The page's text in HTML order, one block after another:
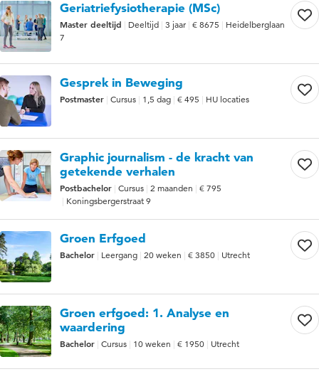
Geriatriefysiotherapie (MSc)
Master deeltijd Deeltijd 3 jaar € 8675
Heidelberglaan
7
Gesprek in Beweging
Postmaster Cursus 1,5 dag € 495 HU locaties
Graphic journalism - de kracht van
getekende verhalen
Postbachelor Cursus 2 maanden
€ 795
Koningsbergerstraat 9
Groen Erfgoed
Bachelor Leergang 20 weken € 3850 Utrecht
Groen erfgoed: 1. Analyse en
waardering
Bachelor Cursus 10 weken € 1950 Utrecht